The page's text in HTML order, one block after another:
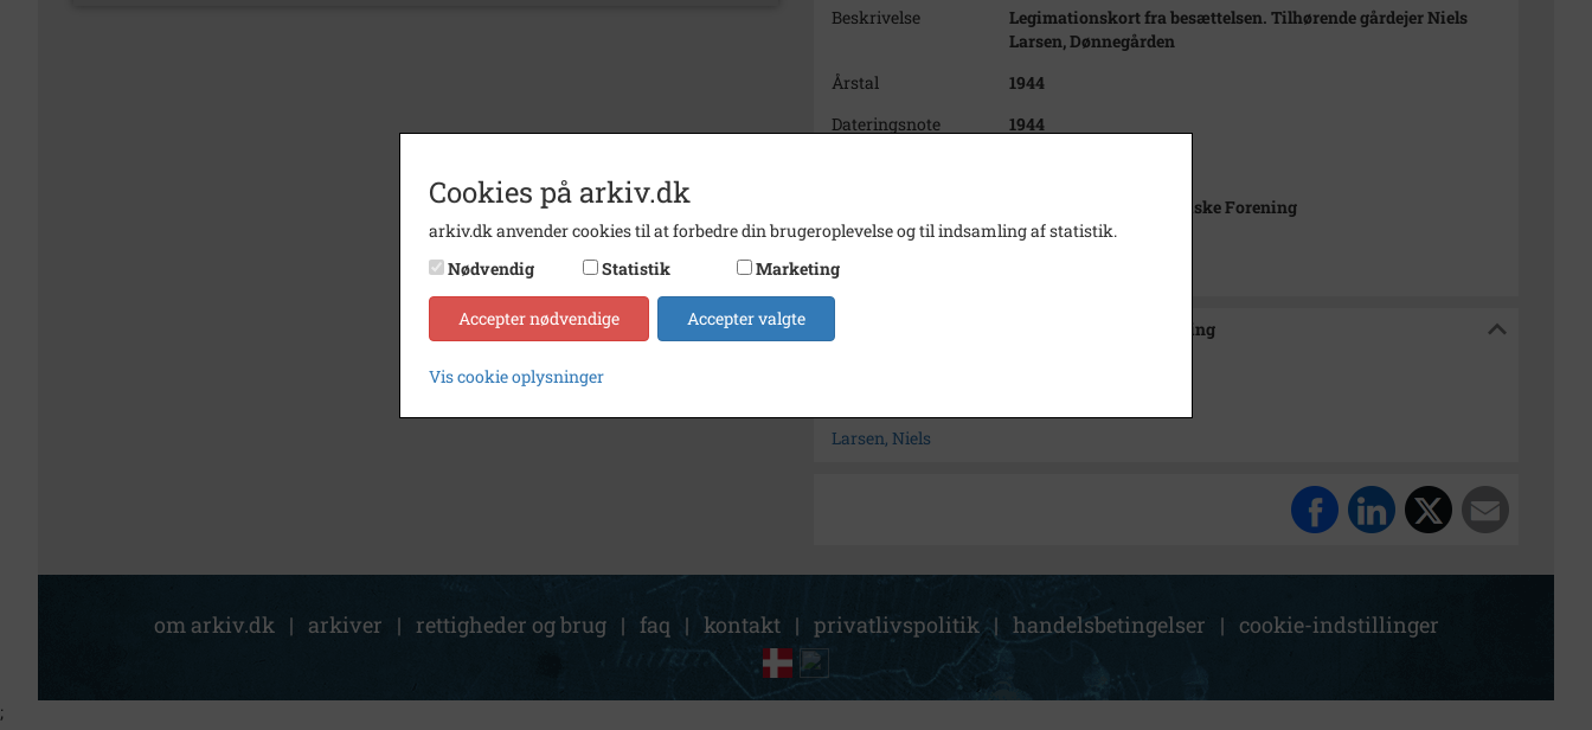
Beskrivelse
Legimationskort fra besættelsen. Tilhørende gårdejer Niels
Larsen, Dønnegården
Årstal
1944
Dateringsnote
1944
Brødeskov Lokalhistoriske Forening
Søg videre i Brødeskov Lokalhistoriske Forening
Larsen, Niels
om arkiv.dk | arkiver | rettigheder og brug | faq | kontakt | privatlivspolitik | handelsbetingelser | cookie-indstillinger
Cookies på arkiv.dk
arkiv.dk anvender cookies til at forbedre din brugeroplevelse og til indsamling af statistik.
Nødvendig
Statistik Marketing
Accepter nødvendige Accepter valgte
Vis cookie oplysninger
;